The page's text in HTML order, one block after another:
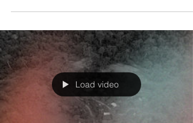
เรื่องหนึ่งที่รัฐบาลไทยละเมิดสิทธิของเกษตรก
ที่ยากจนและชนพื...